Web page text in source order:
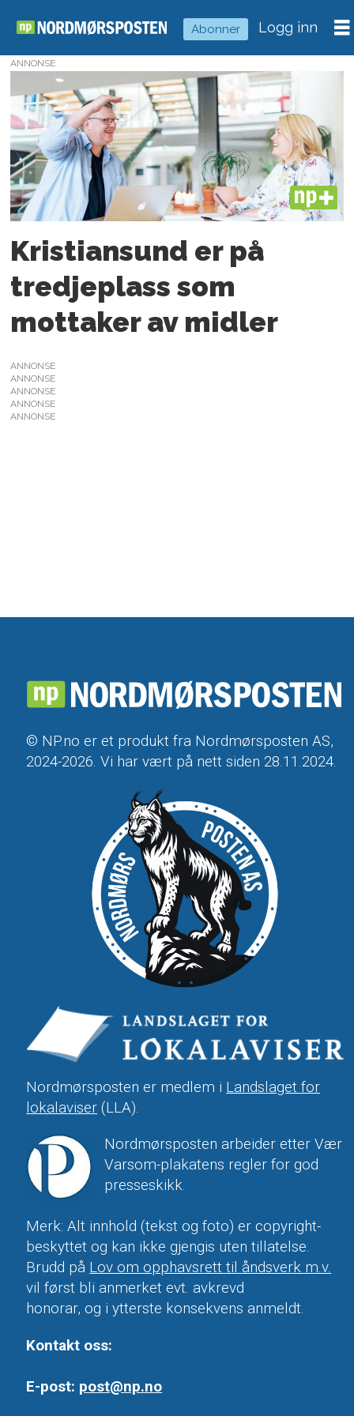
Abonner Logg inn
Tag:
hoppidno
ANNONSE
PLUS
Kristiansund er på
tredjeplass som
mottaker av midler
ANNONSE
ANNONSE
ANNONSE
ANNONSE
ANNONSE
© NP.no er et produkt fra Nordmørsposten AS,
2024-2026. Vi har vært på nett siden 28.11.2024.
Nordmørsposten er medlem i Landslaget for
lokalaviser (LLA).
Nordmørsposten arbeider etter Vær
Varsom-plakatens regler for god
presseskikk.
Merk: Alt innhold (tekst og foto) er copyright-
beskyttet og kan ikke gjengis uten tillatelse.
Brudd på Lov om opphavsrett til åndsverk m.v.
vil først bli anmerket evt. avkrevd
honorar, og i ytterste konsekvens anmeldt.
Kontakt oss:
E-post: post@np.no